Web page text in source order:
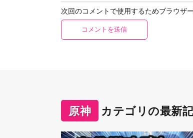
次回のコメントで使用するためブラウザ
原神 カテゴリの最新